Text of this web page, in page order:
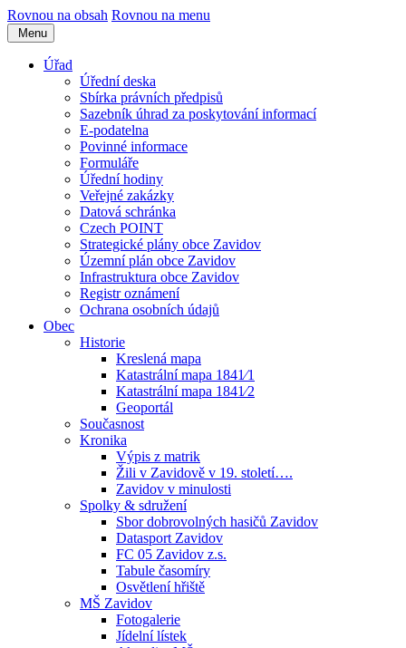
Rovnou na obsah Rovnou na menu
Menu
Úřad
Úřední deska
Sbírka právních předpisů
Sazebník úhrad za poskytování informací
E-podatelna
Povinné informace
Formuláře
Úřední hodiny
Veřejné zakázky
Datová schránka
Czech POINT
Strategické plány obce Zavidov
Územní plán obce Zavidov
Infrastruktura obce Zavidov
Registr oznámení
Ochrana osobních údajů
Obec
Historie
Kreslená mapa
Katastrální mapa 1841⁄1
Katastrální mapa 1841⁄2
Geoportál
Současnost
Kronika
Výpis z matrik
Žili v Zavidově v 19. století….
Zavidov v minulosti
Spolky & sdružení
Sbor dobrovolných hasičů Zavidov
Datasport Zavidov
FC 05 Zavidov z.s.
Tabule časomíry
Osvětlení hřiště
MŠ Zavidov
Fotogalerie
Jídelní lístek